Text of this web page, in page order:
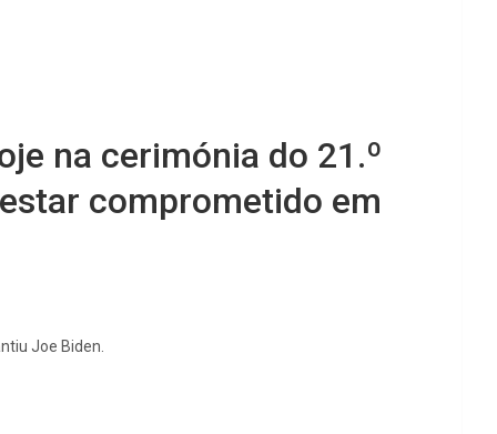
na cerimónia do 21.º
comprometido em
Joe Biden.